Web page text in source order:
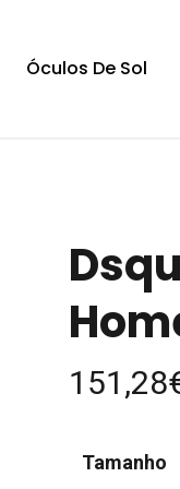
Óculos De Sol
Cart
151,28
Tamanho